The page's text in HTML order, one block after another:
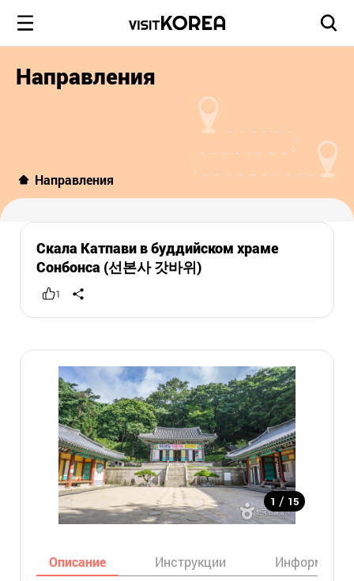
Направления
Направления
Скала Катпави в буддийском храме
Сонбонса (선본사 갓바위)
1
1 / 15
Описание Инструкции Информация